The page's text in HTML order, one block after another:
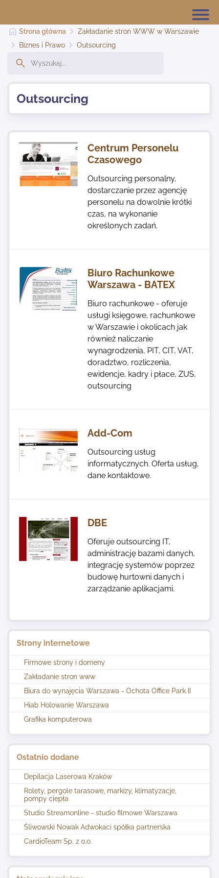
Najnowsze
Kontakt
Strona główna
Zakładanie stron WWW w Warszawie
Biznes i Prawo
Outsourcing
Strony internetowe
Firmowe strony i domeny
Zakładanie stron www
Biura do wynajęcia Warszawa - Ochota Office Park II
Hiab Holowanie Warszawa
Grafika komputerowa
Ostatnio dodane
Depilacja Laserowa Kraków
Rolety, pergole tarasowe, markizy, klimatyzacje,
pompy ciepła
Studio Streamonline - studio filmowe Warszawa
Śliwowski Nowak Adwokaci spółka partnerska
CardioTeam Sp. z o.o.
Outsourcing
Centrum Personelu
Czasowego
Outsourcing personalny,
dostarczanie przez agencję
personelu na dowolnie krótki
czas, na wykonanie
określonych zadań.
Biuro Rachunkowe
Warszawa - BATEX
Biuro rachunkowe - oferuje
usługi księgowe, rachunkowe
w Warszawie i okolicach jak
również naliczanie
wynagrodzenia, PIT, CIT, VAT,
doradztwo, rozliczenia,
ewidencje, kadry i płace, ZUS,
outsourcing
Add-Com
Outsourcing usług
informatycznych. Oferta usług,
dane kontaktowe.
DBE
Oferuje outsourcing IT,
administrację bazami danych,
integrację systemów poprzez
budowę hurtowni danych i
zarządzanie aplikacjami.